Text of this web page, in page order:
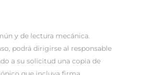
y de lectura mecánica.
podrá dirigirse al responsable
a su solicitud una copia de